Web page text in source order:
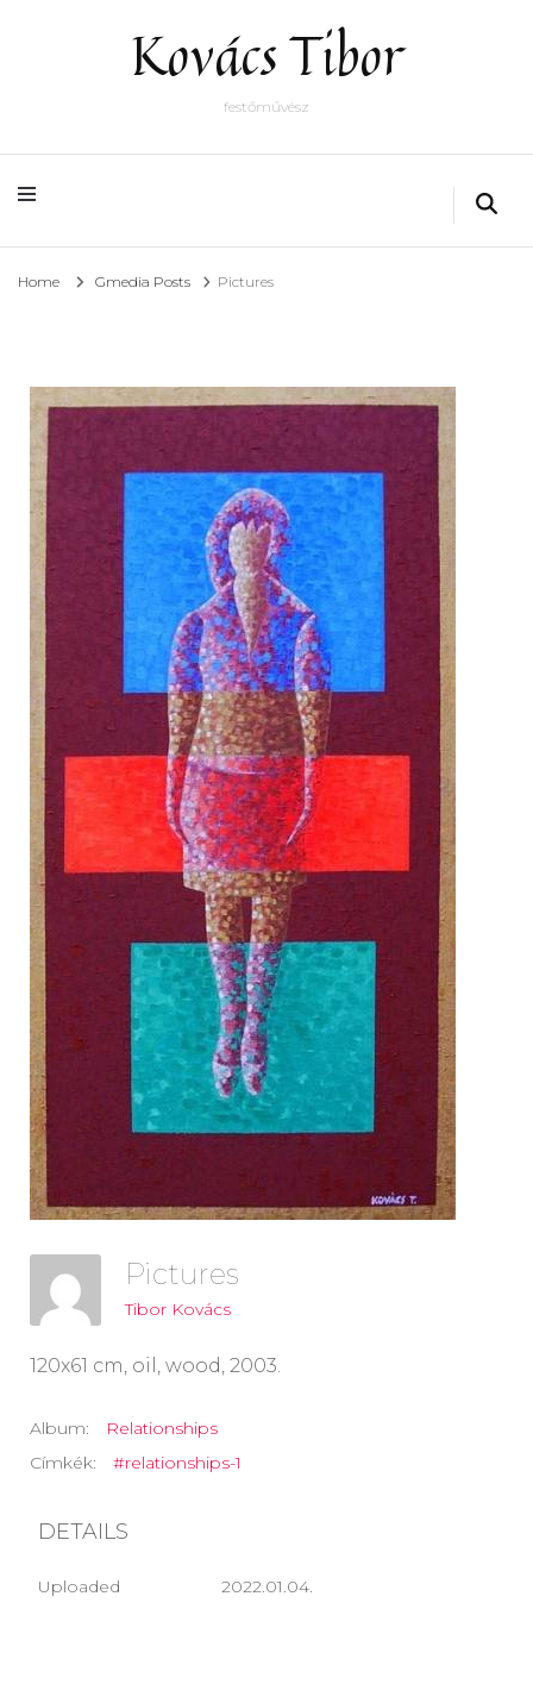
Kovács Tibor
festőművész
Home Gmedia Posts Pictures
Pictures
Tibor Kovács
120x61 cm, oil, wood, 2003.
Album:
Relationships
Címkék:
#relationships-1
DETAILS
Uploaded 2022.01.04.